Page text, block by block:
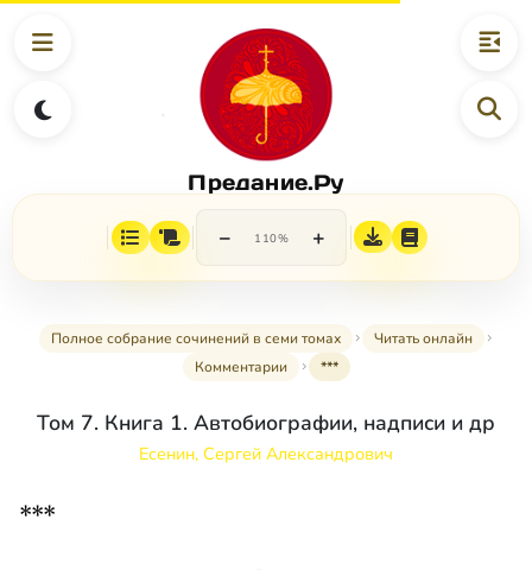
Предание.Ру
− 110% +
Полное собрание сочинений в семи томах
Читать онлайн
Комментарии
***
Том 7. Книга 1. Автобиографии, надписи и др
Есенин, Сергей Александрович
***